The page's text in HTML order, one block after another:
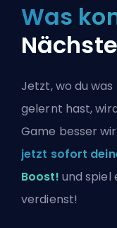
Was
Jetzt, wo du was
gelernt hast,
Game besser
jetzt sofort
Boost! und spiel
verdienst!